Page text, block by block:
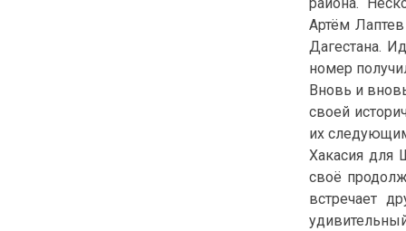
Артём
Дагестана.
номер
Вновь и
своей
их
Хакасия для
своё
встречает